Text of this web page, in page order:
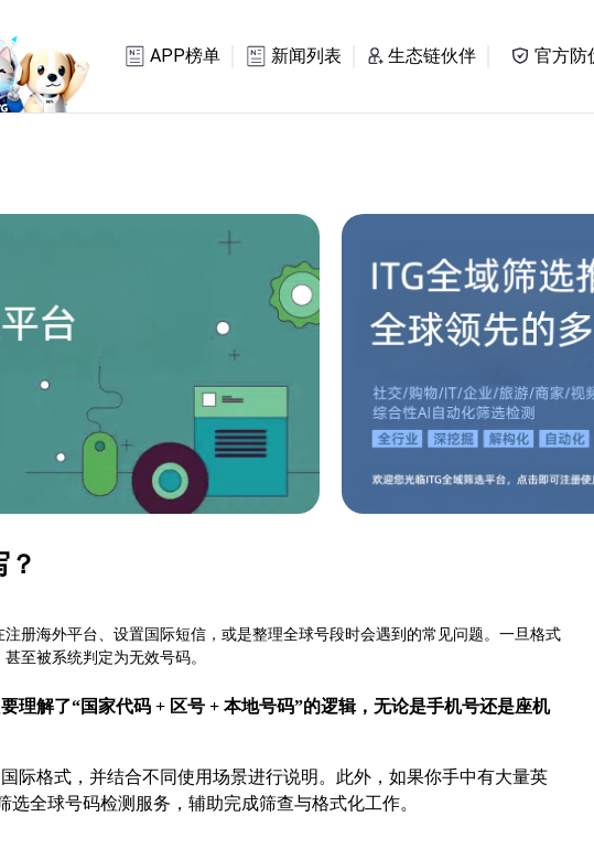
APP榜单 新闻列表 生态链伙伴 官方防
册海外平台、设置国际短信，或是整理全球号段时会遇到的常见问题。一旦格式
至被系统判定为无效号码。
理解了“国家代码 + 区号 + 本地号码”的逻辑，无论是手机号还是座机
际格式，并结合不同使用场景进行说明。此外，如果你手中有大量英
全球号码检测服务，辅助完成筛查与格式化工作。